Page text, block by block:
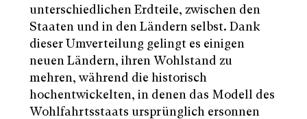
unterschiedlichen Erdteile, zwischen den
Staaten und in den Ländern selbst. Dank
dieser Umverteilung gelingt es einigen
neuen Ländern, ihren Wohlstand zu
mehren, während die historisch
hochentwickelten, in denen das Modell des
Wohlfahrtsstaats ursprünglich ersonnen